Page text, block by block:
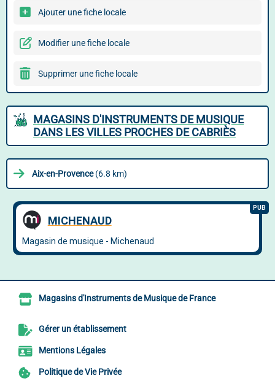
Ajouter une fiche locale
Modifier une fiche locale
Supprimer une fiche locale
MAGASINS D'INSTRUMENTS DE MUSIQUE
DANS LES VILLES PROCHES DE CABRIÈS
Aix-en-Provence(6.8 km)
Magasins d'Instruments de Musique de France
Gérer un établissement
Mentions Légales
Politique de Vie Privée